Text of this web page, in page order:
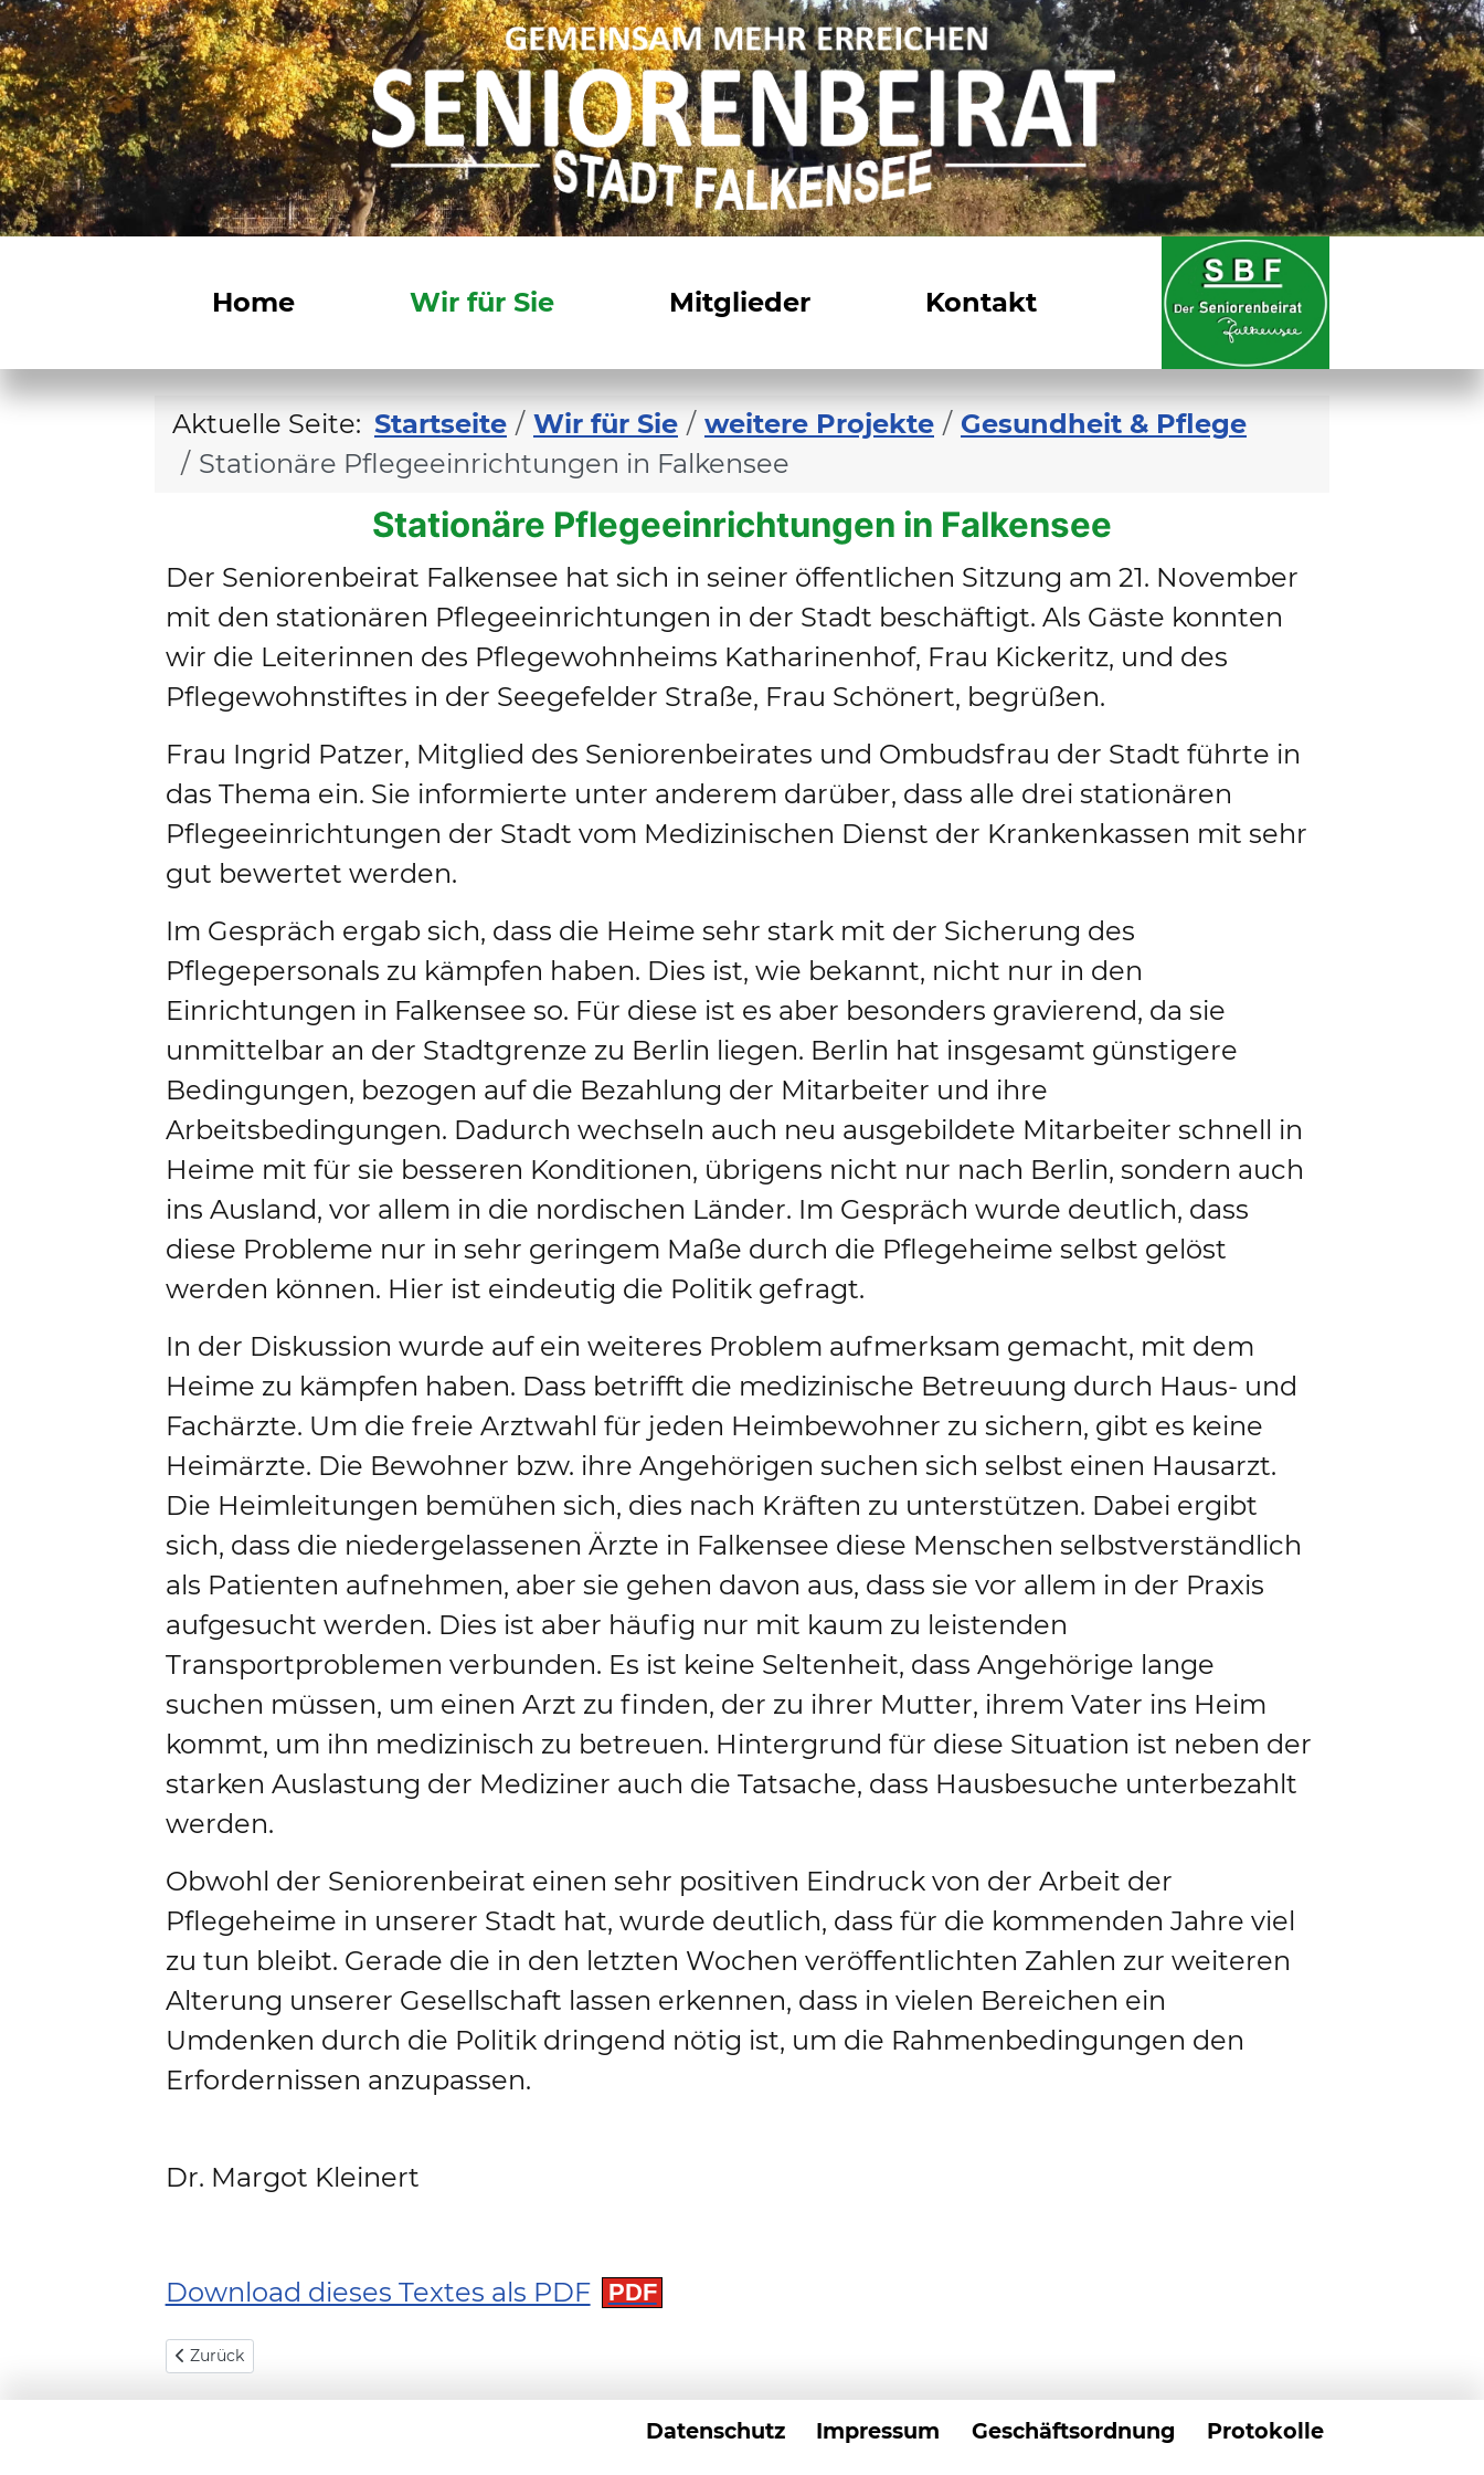
Home Wir für Sie Mitglieder Kontakt
Aktuelle Seite: Startseite Wir für Sie weitere Projekte
Gesundheit & Pflege
Stationäre Pflegeeinrichtungen in Falkensee
Stationäre Pflegeeinrichtungen in Falkensee
Der Seniorenbeirat Falkensee hat sich in seiner öffentlichen Sitzung am 21. November
mit den stationären Pflegeeinrichtungen in der Stadt beschäftigt. Als Gäste konnten
wir die Leiterinnen des Pflegewohnheims Katharinenhof, Frau Kickeritz, und des
Pflegewohnstiftes in der Seegefelder Straße, Frau Schönert, begrüßen.
Frau Ingrid Patzer, Mitglied des Seniorenbeirates und Ombudsfrau der Stadt führte in
das Thema ein. Sie informierte unter anderem darüber, dass alle drei stationären
Pflegeeinrichtungen der Stadt vom Medizinischen Dienst der Krankenkassen mit sehr
gut bewertet werden.
Im Gespräch ergab sich, dass die Heime sehr stark mit der Sicherung des
Pflegepersonals zu kämpfen haben. Dies ist, wie bekannt, nicht nur in den
Einrichtungen in Falkensee so. Für diese ist es aber besonders gravierend, da sie
unmittelbar an der Stadtgrenze zu Berlin liegen. Berlin hat insgesamt günstigere
Bedingungen, bezogen auf die Bezahlung der Mitarbeiter und ihre
Arbeitsbedingungen. Dadurch wechseln auch neu ausgebildete Mitarbeiter schnell in
Heime mit für sie besseren Konditionen, übrigens nicht nur nach Berlin, sondern auch
ins Ausland, vor allem in die nordischen Länder. Im Gespräch wurde deutlich, dass
diese Probleme nur in sehr geringem Maße durch die Pflegeheime selbst gelöst
werden können. Hier ist eindeutig die Politik gefragt.
In der Diskussion wurde auf ein weiteres Problem aufmerksam gemacht, mit dem
Heime zu kämpfen haben. Dass betrifft die medizinische Betreuung durch Haus- und
Fachärzte. Um die freie Arztwahl für jeden Heimbewohner zu sichern, gibt es keine
Heimärzte. Die Bewohner bzw. ihre Angehörigen suchen sich selbst einen Hausarzt.
Die Heimleitungen bemühen sich, dies nach Kräften zu unterstützen. Dabei ergibt
sich, dass die niedergelassenen Ärzte in Falkensee diese Menschen selbstverständlich
als Patienten aufnehmen, aber sie gehen davon aus, dass sie vor allem in der Praxis
aufgesucht werden. Dies ist aber häufig nur mit kaum zu leistenden
Transportproblemen verbunden. Es ist keine Seltenheit, dass Angehörige lange
suchen müssen, um einen Arzt zu finden, der zu ihrer Mutter, ihrem Vater ins Heim
kommt, um ihn medizinisch zu betreuen. Hintergrund für diese Situation ist neben der
starken Auslastung der Mediziner auch die Tatsache, dass Hausbesuche unterbezahlt
werden.
Obwohl der Seniorenbeirat einen sehr positiven Eindruck von der Arbeit der
Pflegeheime in unserer Stadt hat, wurde deutlich, dass für die kommenden Jahre viel
zu tun bleibt. Gerade die in den letzten Wochen veröffentlichten Zahlen zur weiteren
Alterung unserer Gesellschaft lassen erkennen, dass in vielen Bereichen ein
Umdenken durch die Politik dringend nötig ist, um die Rahmenbedingungen den
Erfordernissen anzupassen.
Dr. Margot Kleinert
Download dieses Textes als PDF
Vorheriger Beitrag: Pflegestützpunkt Havelland in Falkensee
Zurück
Protokolle
Geschäftsordnung
Impressum
Datenschutz